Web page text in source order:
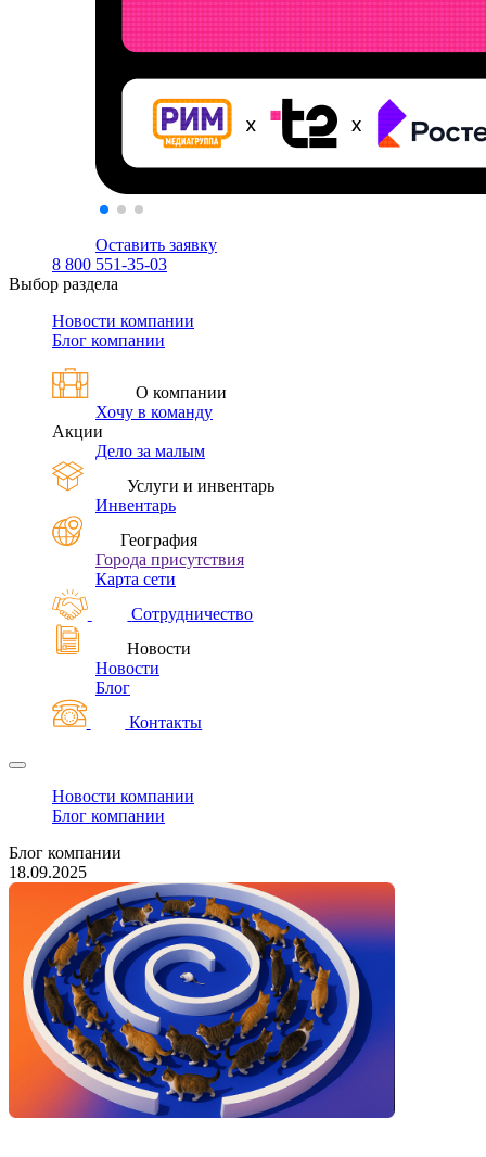
Оставить заявку
8 800 551-35-03
Выбор раздела
Новости компании
Блог компании
О компании
Хочу в команду
Акции
Дело за малым
Услуги и инвентарь
Инвентарь
География
Города присутствия
Карта сети
Сотрудничество
Новости
Новости
Блог
Контакты
Новости компании
Блог компании
Блог компании
18.09.2025